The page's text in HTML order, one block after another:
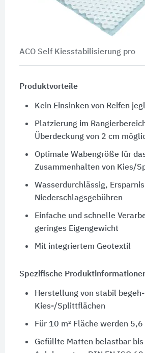
ACO Self Kiesstabilisierung pro
Produktvorteile
Kein Einsinken von Reifen
Platzierung im
Überdeckung von 2 cm
Optimale Wabengröße für
Zusammenhalten von Kies/
Wasserdurchlässig,
Niederschlagsgebühren
Einfache und schnelle
geringes Eigengewicht
Mit integriertem Geotextil
Spezifische
Herstellung von stabil
Kies-/Splittflächen
Für 10 m² Fläche werden 5,6
Gefüllte Matten belastbar bis